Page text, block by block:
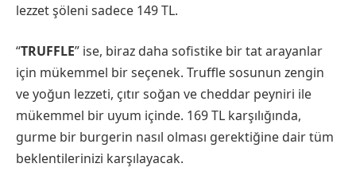
lezzet şöleni sadece 149 TL.
“TRUFFLE” ise, biraz daha sofistike bir tat arayanlar
için mükemmel bir seçenek. Truffle sosunun zengin
ve yoğun lezzeti, çıtır soğan ve cheddar peyniri ile
mükemmel bir uyum içinde. 169 TL karşılığında,
gurme bir burgerin nasıl olması gerektiğine dair tüm
beklentilerinizi karşılayacak.